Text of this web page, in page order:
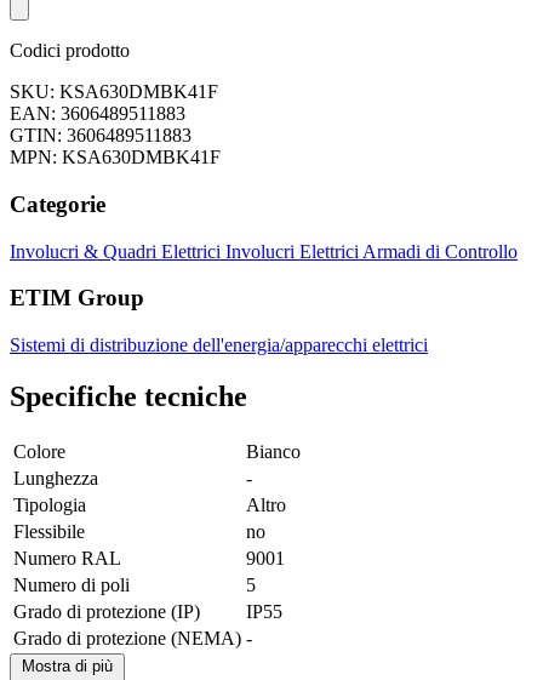
Codici prodotto
SKU: KSA630DMBK41F
EAN: 3606489511883
GTIN: 3606489511883
MPN: KSA630DMBK41F
Categorie
Involucri & Quadri Elettrici Involucri Elettrici Armadi di Controllo
ETIM Group
Sistemi di distribuzione dell'energia/apparecchi elettrici
Specifiche tecniche
Colore
Bianco
Lunghezza
-
Tipologia
Altro
Flessibile
no
Numero RAL
9001
Numero di poli
5
Grado di protezione (IP)
IP55
Grado di protezione (NEMA) -
Mostra di più